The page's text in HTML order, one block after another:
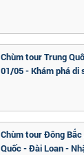
Chùm tour Trung
01/05 - Khám phá di
Chùm tour Đông Bắc
Quốc - Đài Loan -